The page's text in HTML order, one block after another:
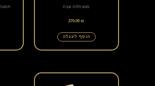
מגש חלות שבת
270.00₪
הוסף לעגלה